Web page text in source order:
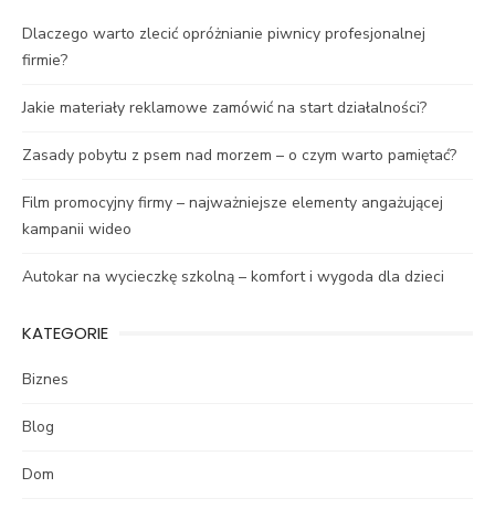
Dlaczego warto zlecić opróżnianie piwnicy profesjonalnej
firmie?
Jakie materiały reklamowe zamówić na start działalności?
Zasady pobytu z psem nad morzem – o czym warto pamiętać?
Film promocyjny firmy – najważniejsze elementy angażującej
kampanii wideo
Autokar na wycieczkę szkolną – komfort i wygoda dla dzieci
KATEGORIE
Biznes
Blog
Dom